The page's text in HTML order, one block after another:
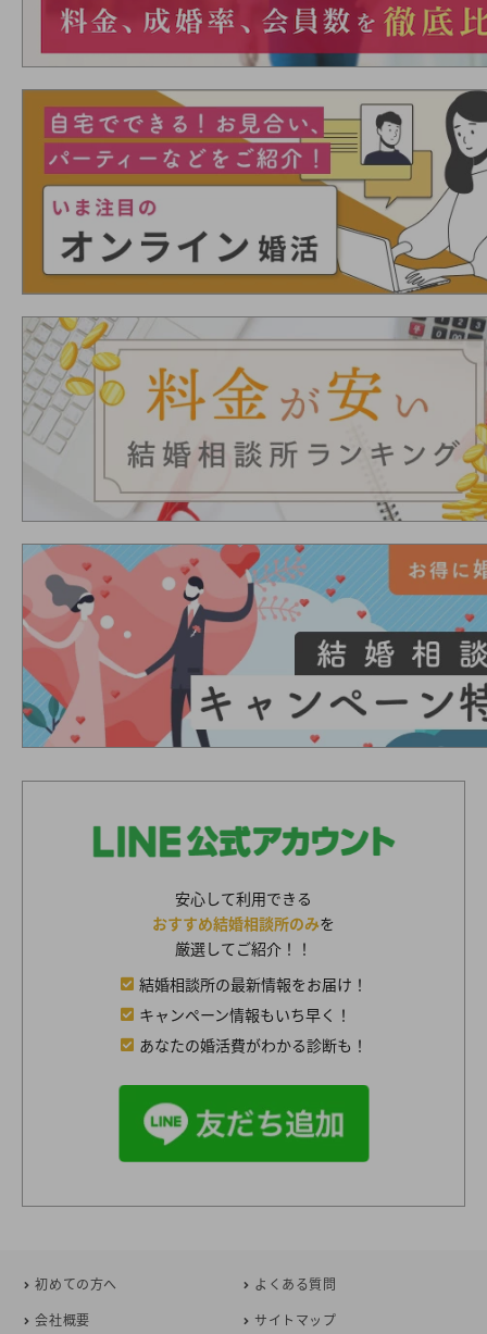
安心して利用できる
おすすめ結婚相談所のみを
厳選してご紹介！！
結婚相談所の最新情報をお届け！
キャンペーン情報もいち早く！
あなたの婚活費がわかる診断も！
初めての方へ
よくある質問
会社概要
サイトマップ